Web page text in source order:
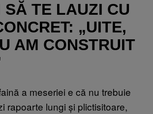
SĂ TE LAUZI CU
„UITE,
AM CONSTRUIT
a meseriei e că nu trebuie
rapoarte lungi și plictisitoare,